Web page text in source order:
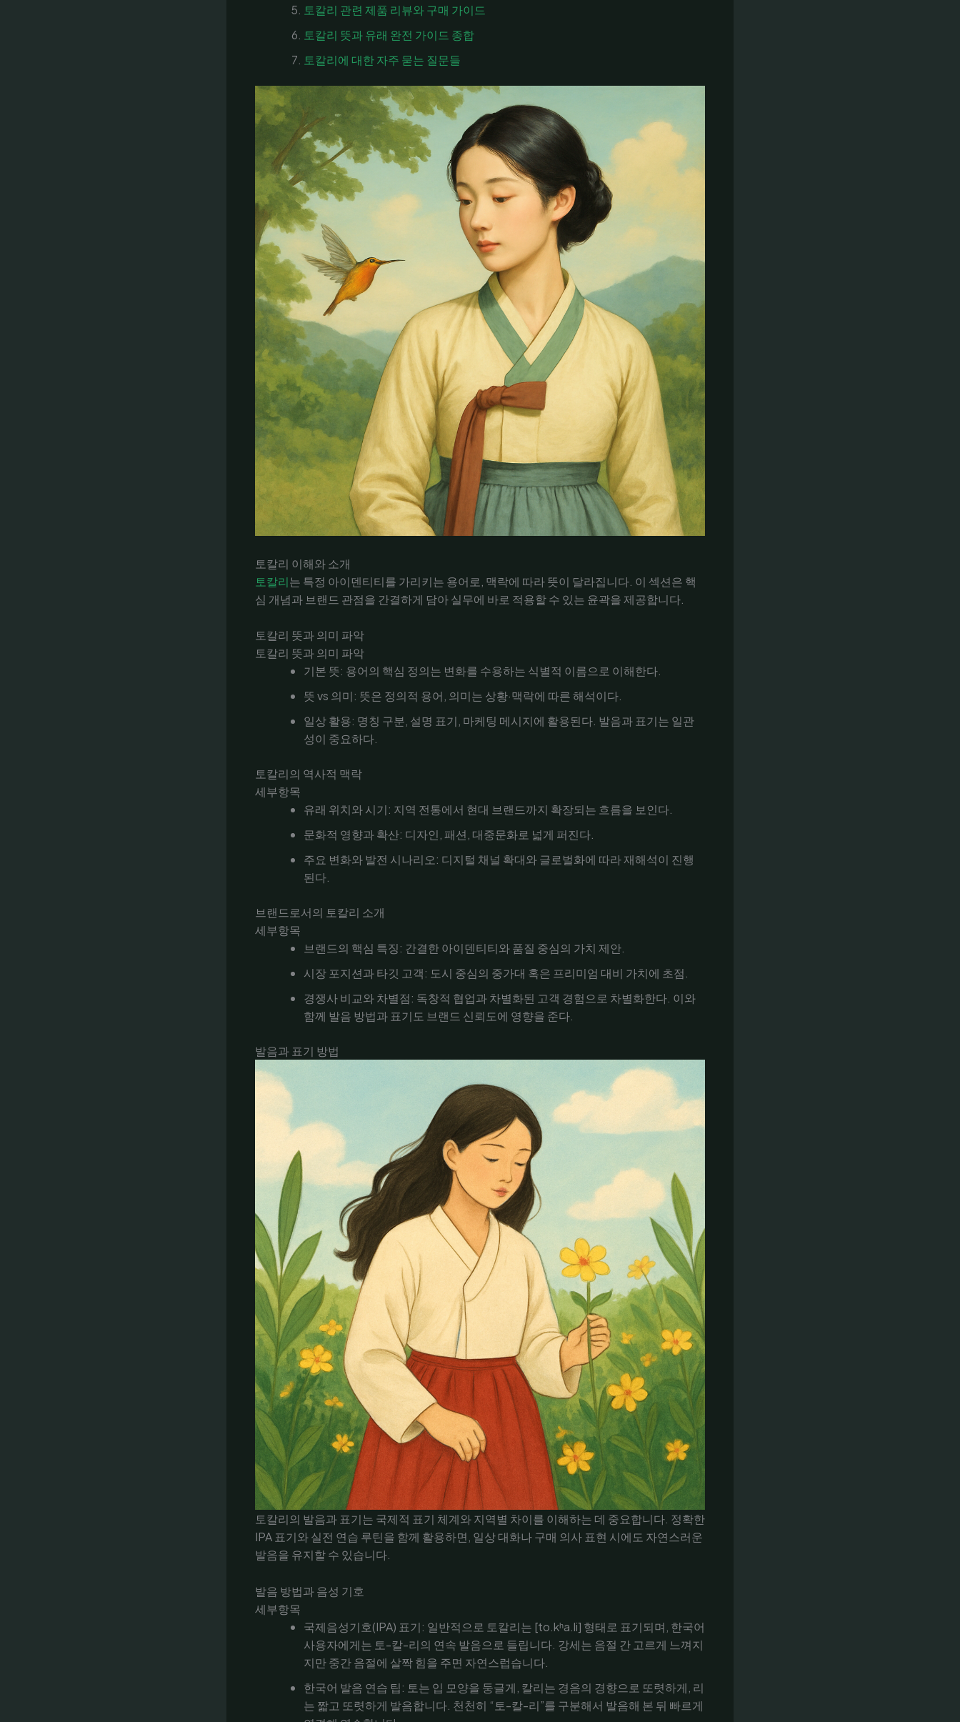
토칼리 관련 제품 리뷰와 구매 가이드
토칼리 뜻과 유래 완전 가이드 종합
토칼리에 대한 자주 묻는 질문들
토칼리 이해와 소개
토칼리는 특정 아이덴티티를 가리키는 용어로, 맥락에 따라 뜻이 달라집니다. 이 섹션은 핵
심 개념과 브랜드 관점을 간결하게 담아 실무에 바로 적용할 수 있는 윤곽을 제공합니다.
토칼리 뜻과 의미 파악
토칼리 뜻과 의미 파악
기본 뜻: 용어의 핵심 정의는 변화를 수용하는 식별적 이름으로 이해한다.
뜻 vs 의미: 뜻은 정의적 용어, 의미는 상황·맥락에 따른 해석이다.
일상 활용: 명칭 구분, 설명 표기, 마케팅 메시지에 활용된다. 발음과 표기는 일관
성이 중요하다.
토칼리의 역사적 맥락
세부항목
유래 위치와 시기: 지역 전통에서 현대 브랜드까지 확장되는 흐름을 보인다.
문화적 영향과 확산: 디자인, 패션, 대중문화로 넓게 퍼진다.
주요 변화와 발전 시나리오: 디지털 채널 확대와 글로벌화에 따라 재해석이 진행
된다.
브랜드로서의 토칼리 소개
세부항목
브랜드의 핵심 특징: 간결한 아이덴티티와 품질 중심의 가치 제안.
시장 포지션과 타깃 고객: 도시 중심의 중가대 혹은 프리미엄 대비 가치에 초점.
경쟁사 비교와 차별점: 독창적 협업과 차별화된 고객 경험으로 차별화한다. 이와
함께 발음 방법과 표기도 브랜드 신뢰도에 영향을 준다.
발음과 표기 방법
토칼리의 발음과 표기는 국제적 표기 체계와 지역별 차이를 이해하는 데 중요합니다. 정확한
IPA 표기와 실전 연습 루틴을 함께 활용하면, 일상 대화나 구매 의사 표현 시에도 자연스러운
발음을 유지할 수 있습니다.
발음 방법과 음성 기호
세부항목
국제음성기호(IPA) 표기: 일반적으로 토칼리는 [to.kʰa.li] 형태로 표기되며, 한국어
사용자에게는 토-칼-리의 연속 발음으로 들립니다. 강세는 음절 간 고르게 느껴지
지만 중간 음절에 살짝 힘을 주면 자연스럽습니다.
한국어 발음 연습 팁: 토는 입 모양을 둥글게, 칼리는 경음의 경향으로 또렷하게, 리
는 짧고 또렷하게 발음합니다. 천천히 “토-칼-리”를 구분해서 발음해 본 뒤 빠르게